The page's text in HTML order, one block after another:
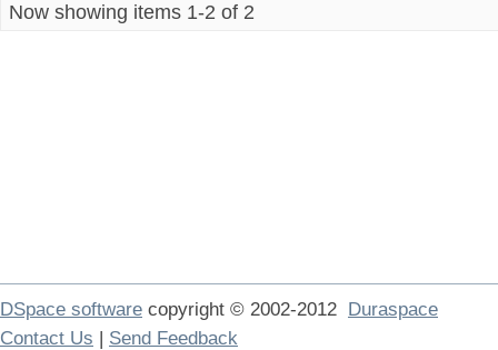
Now showing items 1-2 of 2
DSpace software copyright © 2002-2012 Duraspace
Contact Us | Send Feedback